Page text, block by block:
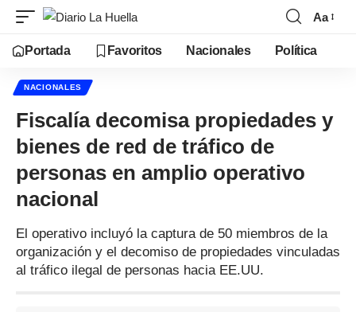
Aa
Portada Favoritos Nacionales Política
NACIONALES
Fiscalía decomisa propiedades y
bienes de red de tráfico de
personas en amplio operativo
nacional
El operativo incluyó la captura de 50 miembros de la
organización y el decomiso de propiedades vinculadas
al tráfico ilegal de personas hacia EE.UU.